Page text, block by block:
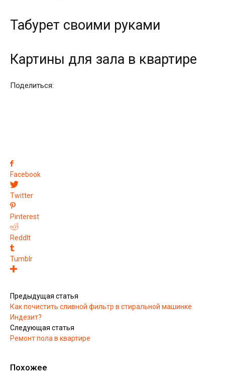
Табурет своими руками
Картины для зала в квартире
Поделиться:
Facebook
Twitter
Pinterest
ReddIt
Tumblr
Предыдущая статья
Как почистить сливной фильтр в стиральной машинке
Индезит?
Следующая статья
Ремонт пола в квартире
Похожее